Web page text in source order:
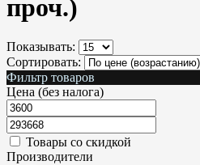
проч.)
Показывать:
Сортировать:
Фильтр товаров
Цена (без налога)
Товары со скидкой
Производители